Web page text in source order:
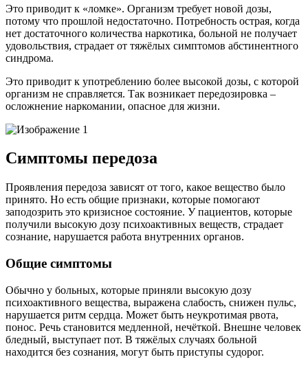
Это приводит к «ломке». Организм требует новой дозы,
потому что прошлой недостаточно. Потребность острая, когда
нет достаточного количества наркотика, больной не получает
удовольствия, страдает от тяжёлых симптомов абстинентного
синдрома.
Это приводит к употреблению более высокой дозы, с которой
организм не справляется. Так возникает передозировка –
осложнение наркомании, опасное для жизни.
Симптомы передоза
Проявления передоза зависят от того, какое вещество было
принято. Но есть общие признаки, которые помогают
заподозрить это кризисное состояние. У пациентов, которые
получили высокую дозу психоактивных веществ, страдает
сознание, нарушается работа внутренних органов.
Общие симптомы
Обычно у больных, которые приняли высокую дозу
психоактивного вещества, выражена слабость, снижен пульс,
нарушается ритм сердца. Может быть неукротимая рвота,
понос. Речь становится медленной, нечёткой. Внешне человек
бледный, выступает пот. В тяжёлых случаях больной
находится без сознания, могут быть приступы судорог.